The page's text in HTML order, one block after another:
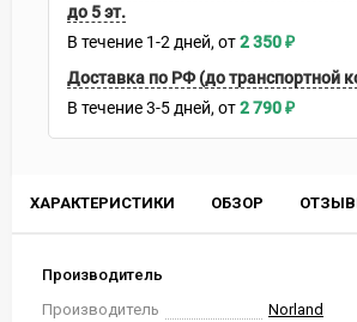
ХАРАКТЕРИСТИКИ ОБЗОР
Производитель
Производитель
Norland
до 5 эт.
В течение 1-2 дней 2 350₽
Доставка по РФ (до транспортной
В течение3-5 дней 2 790₽